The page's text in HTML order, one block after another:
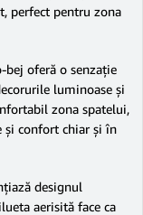
perfect pentru zona
bej oferă o senzație
luminoase și
zona spatelui,
și confort chiar și în
designul
aerisită face ca